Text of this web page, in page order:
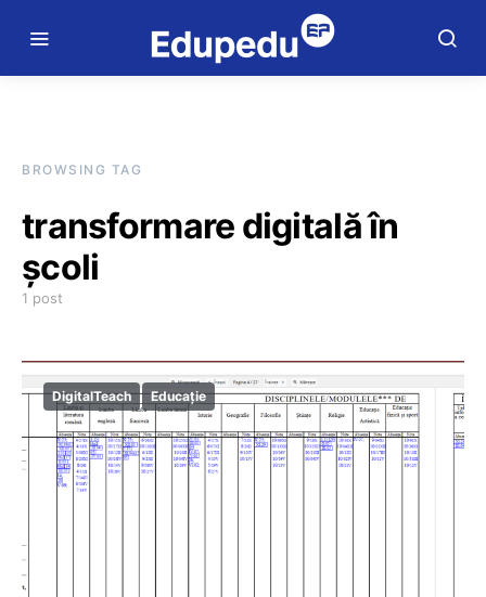
BROWSING TAG
transformare digitală în
școli
1 post
DigitalTeach Educație